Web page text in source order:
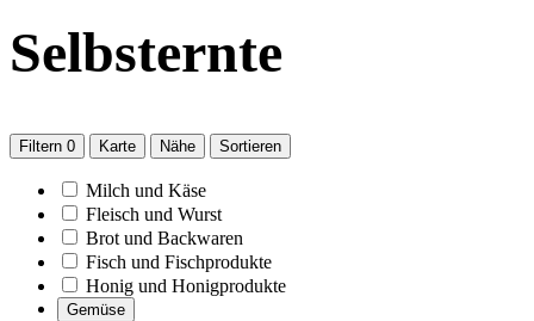
Selbsternte
Filtern 0 Karte Nähe Sortieren
Milch und Käse
Fleisch und Wurst
Brot und Backwaren
Fisch und Fischprodukte
Honig und Honigprodukte
Gemüse